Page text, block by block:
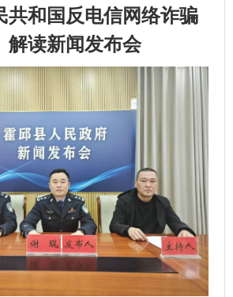
共和国反电信网络诈骗
解读新闻发布会